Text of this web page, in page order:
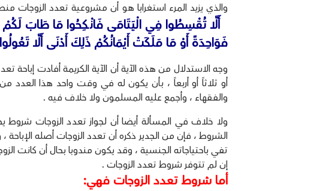
والذي يزيد المرء استغرابا هو أن مشروعية تعدد الزوجات
أَلَّا تُقْسِطُوا فِي الْيَتَامَى فَانْكِحُوا مَا طَابَ
فَوَاحِدَةً أَوْ مَا مَلَكَتْ أَيْمَانُكُمْ ذَلِكَ أَدْنَى أَلَّا
وجه الاستدلال من هذه الآية أن الآية الكريمة أفادت إباحة
أو ثلاثاً أو أربعاً ، بأن يكون له في وقت واحد هذا العدد من
والفقهاء ، وأجمع عليه المسلمون ولا خلاف فيه .
ولا خلاف في المسألة أيضا أن لجواز تعدد الزوجات
الشروط ، فإن من الجدير ذكره أن تعدد الزوجات أصله
تفي باحتياجاته الجنسية ، وقد يكون مندوبا بحال أن كانت
إن لم تتوفر شروط تعدد الزوجات .
أما شروط تعدد الزوجات فهي: